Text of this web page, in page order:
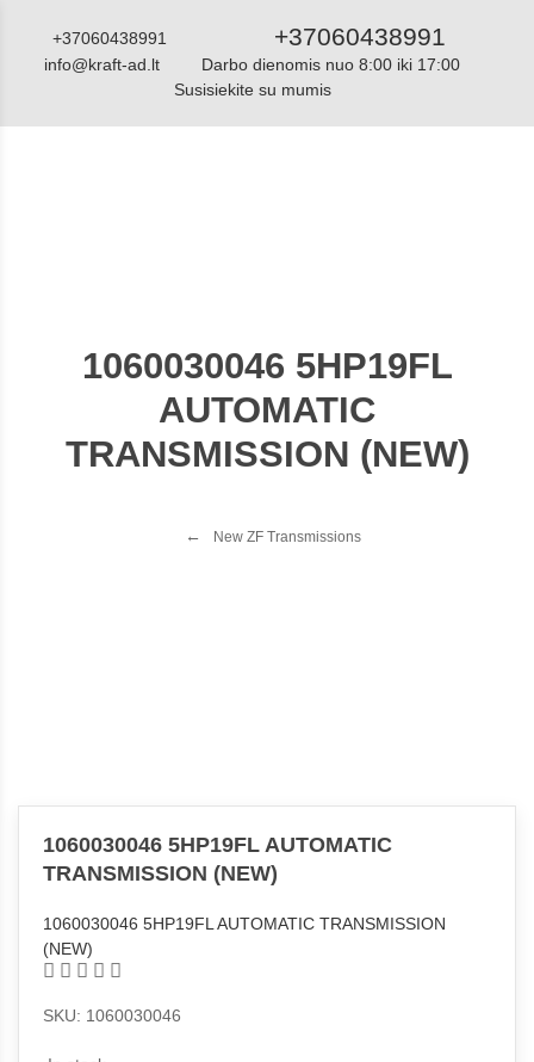
+37060438991 +37060438991
info@kraft-ad.lt
Darbo dienomis nuo 8:00 iki 17:00
Susisiekite su mumis
1060030046 5HP19FL
AUTOMATIC
TRANSMISSION (NEW)
New ZF Transmissions
1060030046 5HP19FL AUTOMATIC
TRANSMISSION (NEW)
1060030046 5HP19FL AUTOMATIC TRANSMISSION
(NEW)
SKU: 1060030046